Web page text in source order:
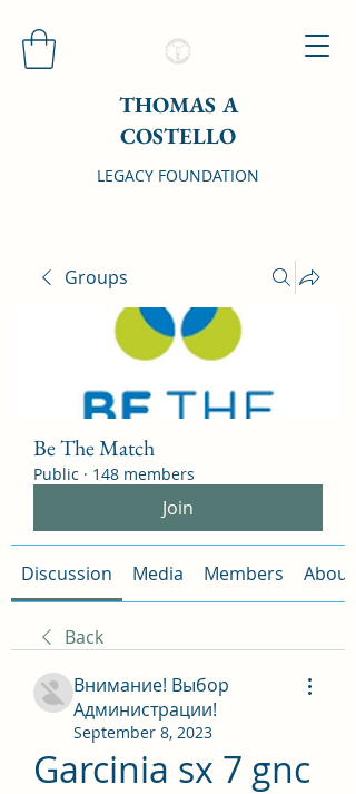
THOMAS A
COSTELLO
LEGACY FOUNDATION
Groups
Be The Match
Public · 148 members
Join
Discussion Media Members About
Back
Внимание! Выбор
Администрации!
September 8, 2023
Garcinia sx 7 gnc